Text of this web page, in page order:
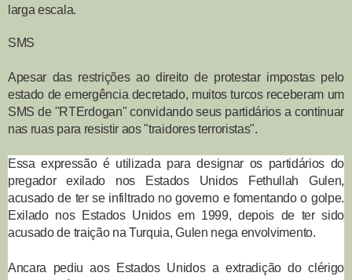
larga escala.
SMS
Apesar das restrições ao direito de protestar impostas pelo
estado de emergência decretado, muitos turcos receberam um
SMS de "RTErdogan" convidando seus partidários a continuar
nas ruas para resistir aos "traidores terroristas".
Essa expressão é utilizada para designar os partidários do
pregador exilado nos Estados Unidos Fethullah Gulen,
acusado de ter se infiltrado no governo e fomentando o golpe.
Exilado nos Estados Unidos em 1999, depois de ter sido
acusado de traição na Turquia, Gulen nega envolvimento.
Ancara pediu aos Estados Unidos a extradição do clérigo